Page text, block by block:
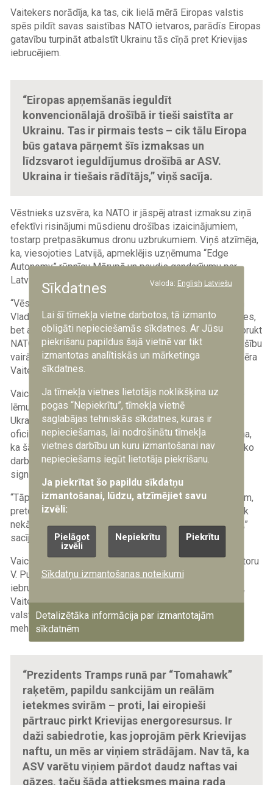
Vaitekers norādīja, ka tas, cik lielā mērā Eiropas valstis
spēs pildīt savas saistības NATO ietvaros, parādīs Eiropas
gatavību turpināt atbalstīt Ukrainu tās cīņā pret Krievijas
iebrucējiem.
“Eiropas apņemšanās ieguldīt
konvencionālajā drošībā ir tieši saistīta ar
Ukrainu. Tas ir pirmais tests – cik tālu Eiropa
būs gatava pārņemt šīs izmaksas un
līdzsvarot ieguldījumus drošībā ar ASV.
Ukraina ir tiešais rādītājs,” viņš sacīja.
Vēstnieks uzsvēra, ka NATO ir jāspēj atrast izmaksu ziņā
efektīvi risinājumi mūsdienu drošības izaicinājumiem,
tostarp pretpasākumus dronu uzbrukumiem. Viņš atzīmēja,
ka, viesojoties Latvijā, apmeklējis uzņēmuma “Edge
Autonomy” rūpnīcu Mārupē un paudis gandarījumu par
Latvijas ieguldījumu dronu tehnoloģiju attīstībā.
“Vēstījums [Krievijas diktatoram un kara noziedzniekam
Vladimiram] Putinam ir tāds, ka mēs ne tikai gatavojamies,
bet arī būsim tik spēcīgi, lai neviens pat nemēģinātu iebrukt
NATO, jo mēs ieguldām aizsardzībā tā, lai garantētu drošību
vairāk nekā miljardam mūsu alianses iedzīvotāju,” uzsvēra
Vaitekers.
Vaicāts par ASV prezidenta Donalda Trampa iespējamo
lēmumu par spārnoto raķešu “Tomahawk” nodošanu
Ukrainai, Vaitekers norādīja, ka nevēlas komentēt pirms
oficiāla paziņojuma no prezidenta. Vienlaikus viņš atzina,
ka šādu raķešu nodošana Ukrainai – ņemot vērā to lielāko
darbības rādiusu un kaujas galviņu – būtu skaidrs ASV
signāls agresorvalstij Krievijai un tās vadonim Putinam.
“Tāpat ir daudzas citas lietas, ko mēs darām – piemēram,
pretdarbība Krievijas ēnu flotei. Mēs darām daudz vairāk
nekā iepriekš, lai piespiestu Putinu vienoties par mieru,”
sacīja ASV vēstnieks NATO.
Vaicāts, vai šāda attieksmes maiņa pret Krievijas diktatoru
V. Putinu nozīmē, ka D. Tramps sāk izvērtēt Krievijas
iebrukumu Ukrainā, raugoties no Ukrainas perspektīvas,
Vaitekers norādīja, ka ASV prezidents vēlas, lai Eiropas
valstis – kā ASV sabiedrotās – aktīvāk iesaistītos
mehānismos, kas liktu Kremlim izbeigt agresiju.
“Prezidents Tramps runā par “Tomahawk”
raķetēm, papildu sankcijām un reālām
ietekmes svirām – proti, lai eiropieši
pārtrauc pirkt Krievijas energoresursus. Ir
daži sabiedrotie, kas joprojām pērk Krievijas
naftu, un mēs ar viņiem strādājam. Nav tā, ka
ASV varētu viņiem pārdot daudz naftas vai
gāzes, taču šāda attieksmes maiņa rada
Sīkdatnes Valoda: English Latviešu
Lai šī tīmekļa vietne darbotos, tā izmanto
obligāti nepieciešamās sīkdatnes. Ar Jūsu
piekrišanu papildus šajā vietnē var tikt
izmantotas analītiskās un mārketinga
sīkdatnes.
Ja tīmekļa vietnes lietotājs noklikšķina uz
pogas “Nepiekrītu”, tīmekļa vietnē
saglabājas tehniskās sīkdatnes, kuras ir
nepieciešamas, lai nodrošinātu tīmekļa
vietnes darbību un kuru izmantošanai nav
nepieciešams iegūt lietotāja piekrišanu.
Ja piekrītat šo papildu sīkdatņu
izmantošanai, lūdzu, atzīmējiet savu
izvēli:
Pielāgot
izvēli
Nepiekrītu Piekrītu
Sīkdatņu izmantošanas noteikumi
Detalizētāka informācija par izmantotajām
sīkdatnēm